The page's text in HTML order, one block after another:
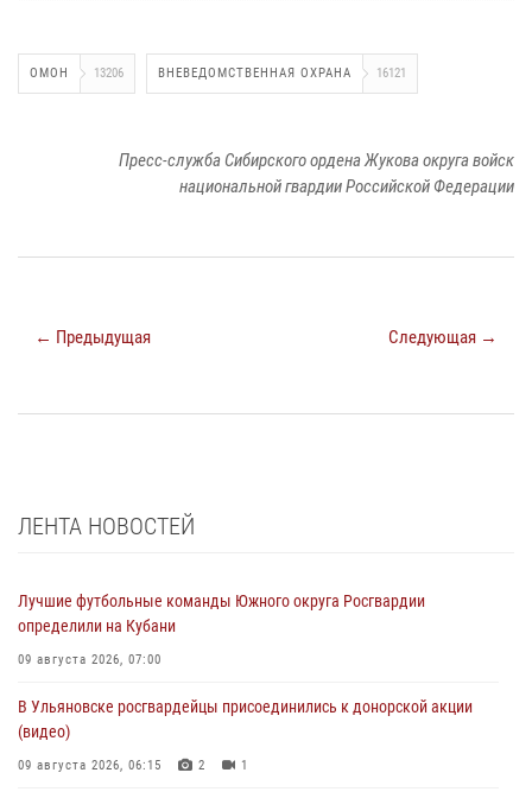
ОМОН 13206 ВНЕВЕДОМСТВЕННАЯ ОХРАНА 16121
Пресс-служба Сибирского ордена Жукова округа войск
национальной гвардии Российской Федерации
← Предыдущая Следующая →
ЛЕНТА НОВОСТЕЙ
Лучшие футбольные команды Южного округа Росгвардии
определили на Кубани
09 августа 2026, 07:00
В Ульяновске росгвардейцы присоединились к донорской акции
(видео)
09 августа 2026, 06:15 2 1